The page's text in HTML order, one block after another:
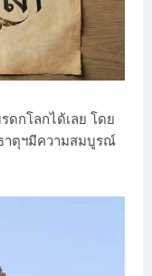
ดกโลกได้เลย โดย
าตุฯมีความสมบูรณ์